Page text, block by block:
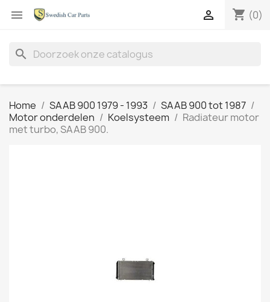
 shopping_cart (0)

search
Home SAAB 900 1979 - 1993
SAAB 900 tot 1987
Motor onderdelen
Koelsysteem
Radiateur motor
met turbo, SAAB 900.